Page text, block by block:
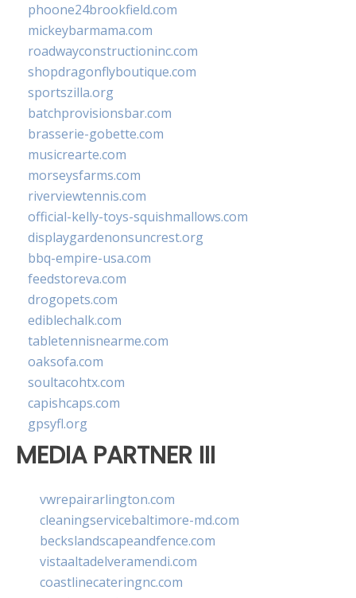
phoone24brookfield.com
mickeybarmama.com
roadwayconstructioninc.com
shopdragonflyboutique.com
sportszilla.org
batchprovisionsbar.com
brasserie-gobette.com
musicrearte.com
morseysfarms.com
riverviewtennis.com
official-kelly-toys-squishmallows.com
displaygardenonsuncrest.org
bbq-empire-usa.com
feedstoreva.com
drogopets.com
ediblechalk.com
tabletennisnearme.com
oaksofa.com
soultacohtx.com
capishcaps.com
gpsyfl.org
MEDIA PARTNER III
vwrepairarlington.com
cleaningservicebaltimore-md.com
beckslandscapeandfence.com
vistaaltadelveramendi.com
coastlinecateringnc.com